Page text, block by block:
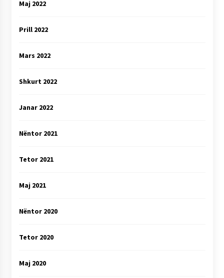
Maj 2022
Prill 2022
Mars 2022
Shkurt 2022
Janar 2022
Nëntor 2021
Tetor 2021
Maj 2021
Nëntor 2020
Tetor 2020
Maj 2020